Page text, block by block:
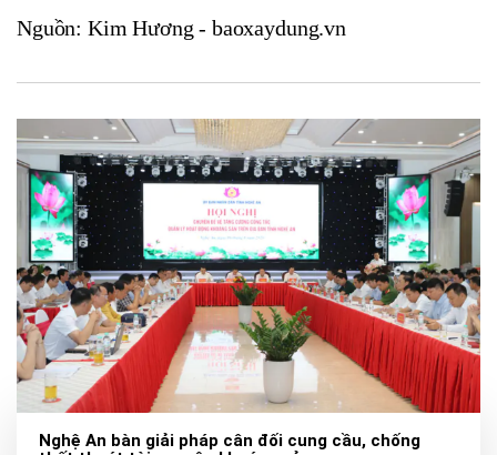
Nguồn: Kim Hương - baoxaydung.vn
Nghệ An bàn giải pháp cân đối cung cầu, chống